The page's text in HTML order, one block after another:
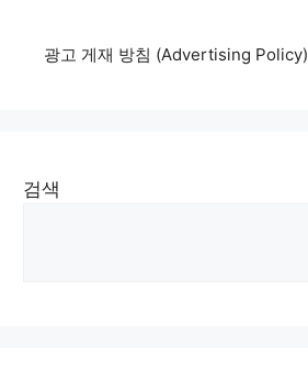
광고 게재 방침 (Advertising Policy)
검색